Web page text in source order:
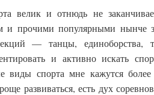
велик и отнюдь не
и прочими популярными нынче
— танцы,
и активно искать
виды спорта мне кажутся
развиваться, есть дух